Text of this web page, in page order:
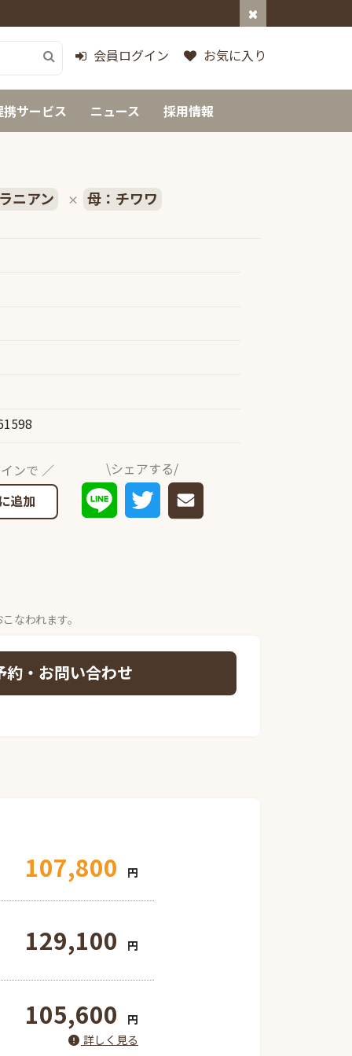
会員ログイン お気に入り
携サービス ニュース 採用情報
ニアン × 母：チワワ
ンで ／
追加
\シェアする/
なわれます。
・お問い合わせ
107,800 円
129,100 円
105,600
円
詳しく見る